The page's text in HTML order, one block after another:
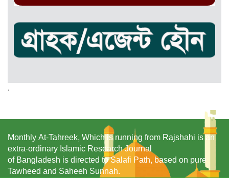
.
Monthly At-Tahreek, Which is running from Rajshahi is an
extra-ordinary Islamic Research Journal
of Bangladesh is directed to Salafi Path, based on pure
Tawheed and Saheeh Sunnah.